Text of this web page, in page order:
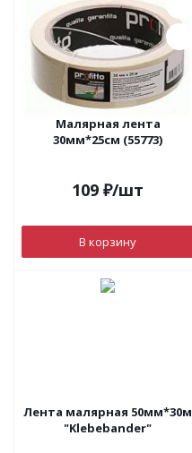
Малярная лента
30мм*25см (55773)
109 ₽/шт
В корзину
Лента малярная 50мм*30м
"Klebebander"